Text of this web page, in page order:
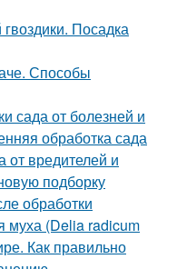
Посадка
Способы
сада от болезней и
обработка сада
от вредителей и
подборку
обработки
муха (Delia radicum
Как правильно